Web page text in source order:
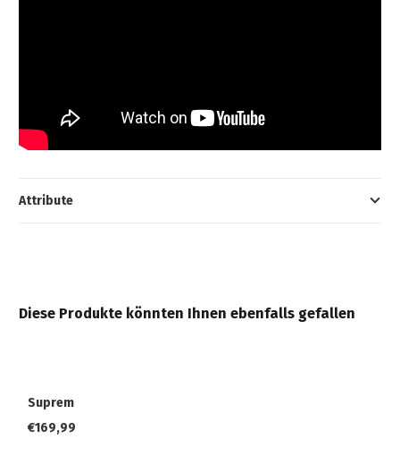
Attribute
Diese Produkte könnten Ihnen ebenfalls gefallen
Suprem
€169,99